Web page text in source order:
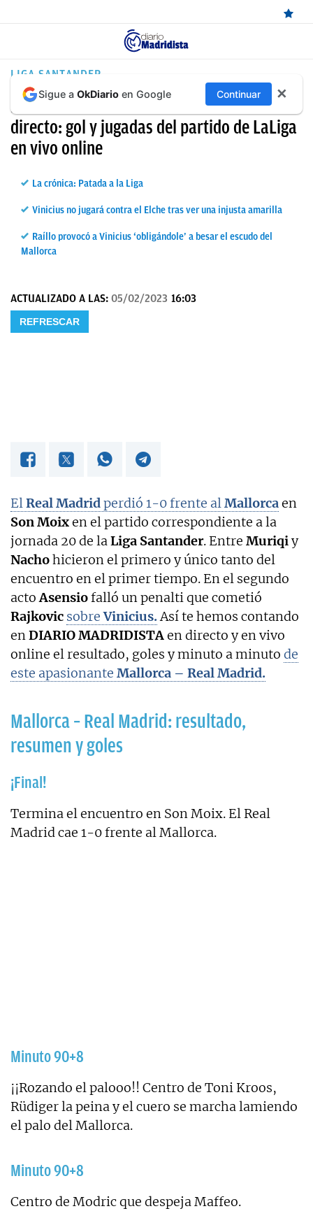
ÚLTIMAS
NOTICIAS
REAL
MADRID
DIRECTO
OKDIARIO
LIGA SANTANDER
Resultado del Mallorca – Real Madrid en
directo: gol y jugadas del partido de LaLiga
en vivo online
La crónica: Patada a la Liga
Vinicius no jugará contra el Elche tras ver una injusta amarilla
Raíllo provocó a Vinicius ‘obligándole’ a besar el escudo del
Mallorca
ACTUALIZADO A LAS: 05/02/2023 16:03
REFRESCAR
ElReal Madridperdió 1-0 frente alMallorcaen
Son Moixen el partido correspondiente a la
jornada 20 de laLiga Santander. Entre Muriqiy
Nachohicieron el primero y único tanto del
encuentro en el primer tiempo. En el segundo
actoAsensiofalló un penalti que cometió
Rajkovic sobreVinicius.Así te hemos contando
enDIARIO MADRIDISTAen directo y en vivo
online el resultado, goles y minuto a minuto de
este apasionante Mallorca – Real Madrid.
Mallorca – Real Madrid: resultado,
resumen y goles
¡Final!
Termina el encuentro en Son Moix. El Real
Madrid cae 1-0 frente al Mallorca.
Minuto 90+8
¡¡Rozando el palooo!! Centro de Toni Kroos,
Rüdiger la peina y el cuero se marcha lamiendo
el palo del Mallorca.
Minuto 90+8
Centro de Modric que despeja Maffeo.
Sigue a OkDiario en Google Continuar ✕